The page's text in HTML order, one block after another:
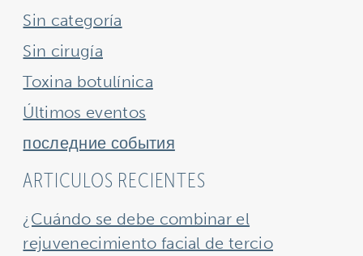
Sin categoría
Sin cirugía
Toxina botulínica
Últimos eventos
последние события
ARTICULOS RECIENTES
¿Cuándo se debe combinar el
rejuvenecimiento facial de tercio